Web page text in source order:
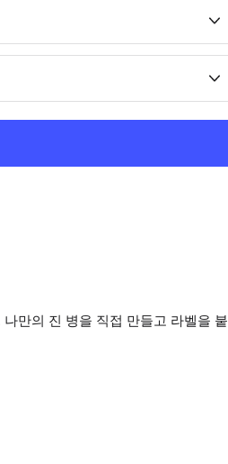
만의 진 병을 직접 만들고 라벨을 붙